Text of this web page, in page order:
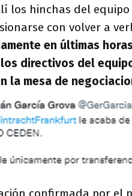
los hinchas del
con volver a
en últimas
directivos del
la mesa de